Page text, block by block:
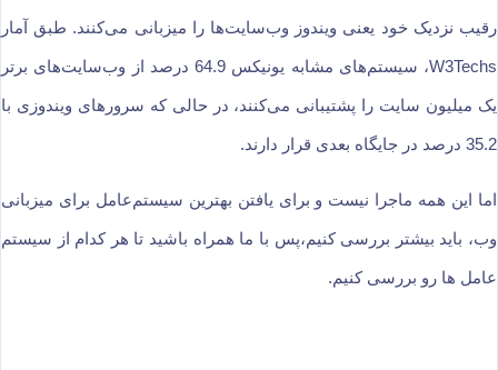
رقیب نزدیک خود یعنی ویندوز وب‌سایت‌ها را میزبانی می‌کنند. طبق آمار
W3Techs، سیستم‌های مشابه یونیکس 64.9 درصد از وب‌سایت‌های برتر
یک میلیون سایت را پشتیبانی می‌کنند، در حالی که سرورهای ویندوزی با
35.2 درصد در جایگاه بعدی قرار دارند.
اما این همه ماجرا نیست و برای یافتن بهترین سیستم‌عامل برای میزبانی
وب، باید بیشتر بررسی کنیم،پس با ما همراه باشید تا هر کدام از سیستم
عامل ها رو بررسی کنیم.